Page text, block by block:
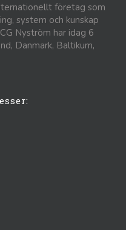
företag som
system och kunskap
Nyström har idag 6
Danmark, Baltikum,